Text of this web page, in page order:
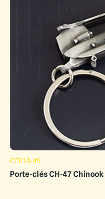
CC010-49
Porte-clés CH-47 Chinook